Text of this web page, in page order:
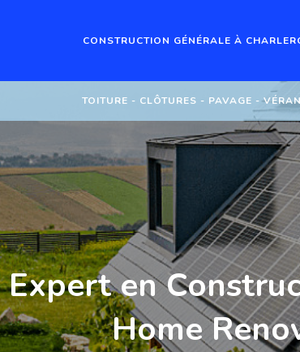
CONSTRUCTION GÉNÉRALE À
TOITURE - CLÔTURES - PAVAGE -
Expert en
Home